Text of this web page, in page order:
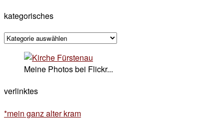
kategorisches
kategorisches
Meine Photos bei Flickr...
verlinktes
*mein ganz alter kram